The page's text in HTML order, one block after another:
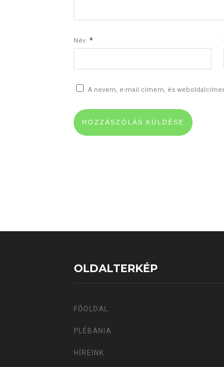
Név *
A nevem, e-mail címem, és
OLDALTERKÉP
FŐOLDAL
PLÉBÁNIA
HÍREINK